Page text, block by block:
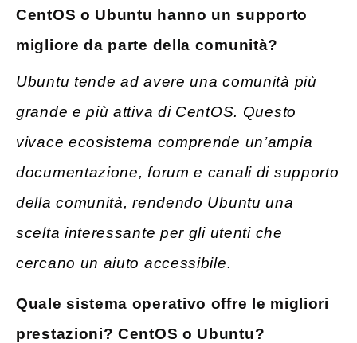
CentOS o Ubuntu hanno un supporto
migliore da parte della comunità?
Ubuntu tende ad avere una comunità più
grande e più attiva di CentOS. Questo
vivace ecosistema comprende un’ampia
documentazione, forum e canali di supporto
della comunità, rendendo Ubuntu una
scelta interessante per gli utenti che
cercano un aiuto accessibile.
Quale sistema operativo offre le migliori
prestazioni? CentOS o Ubuntu?